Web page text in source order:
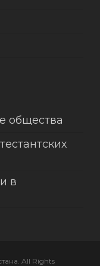
общества
в
All Rights